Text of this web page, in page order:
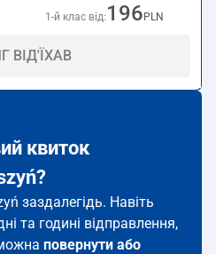
1-й клас від: 196 PLN
ВІД'ЇХАВ
квиток
заздалегідь. Навіть
та годині відправлення,
повернути або